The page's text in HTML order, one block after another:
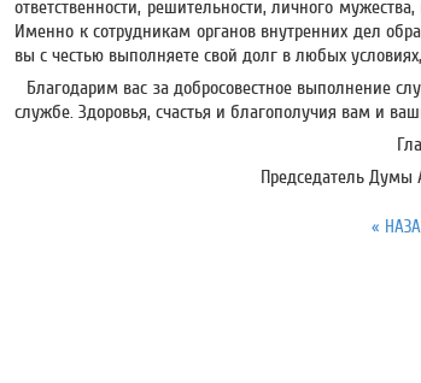
ответственности, решительности, личного
Именно к сотрудникам органов внутренних дел
вы с честью выполняете свой долг в любых
Благодарим вас за добросовестное выполнение
службе. Здоровья, счастья и благополучия вам и
Председатель Думы
«